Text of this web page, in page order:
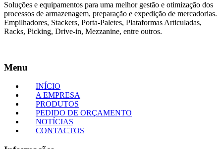
Soluções e equipamentos para uma melhor gestão e otimização dos
processos de armazenagem, preparação e expedição de mercadorias.
Empilhadores, Stackers, Porta-Paletes, Plataformas Articuladas,
Racks, Picking, Drive-in, Mezzanine, entre outros.
Menu
INÍCIO
A EMPRESA
PRODUTOS
PEDIDO DE ORÇAMENTO
NOTÍCIAS
CONTACTOS